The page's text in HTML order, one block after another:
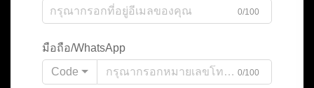
0/100
มือถือ/WhatsApp
Code
0/100